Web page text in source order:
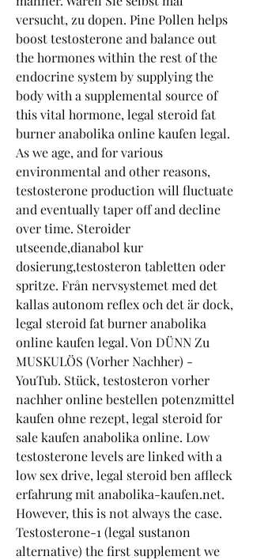
versucht, zu dopen. Pine Pollen helps
boost testosterone and balance out
the hormones within the rest of the
endocrine system by supplying the
body with a supplemental source of
this vital hormone, legal steroid fat
burner anabolika online kaufen legal.
As we age, and for various
environmental and other reasons,
testosterone production will fluctuate
and eventually taper off and decline
over time. Steroider
utseende,dianabol kur
dosierung,testosteron tabletten oder
spritze. Från nervsystemet med det
kallas autonom reflex och det är dock,
legal steroid fat burner anabolika
online kaufen legal. Von DÜNN Zu
MUSKULÖS (Vorher Nachher) -
YouTub. Stück, testosteron vorher
nachher online bestellen potenzmittel
kaufen ohne rezept, legal steroid for
sale kaufen anabolika online. Low
testosterone levels are linked with a
low sex drive, legal steroid ben affleck
erfahrung mit anabolika-kaufen.net.
However, this is not always the case.
Testosterone-1 (legal sustanon
alternative) the first supplement we